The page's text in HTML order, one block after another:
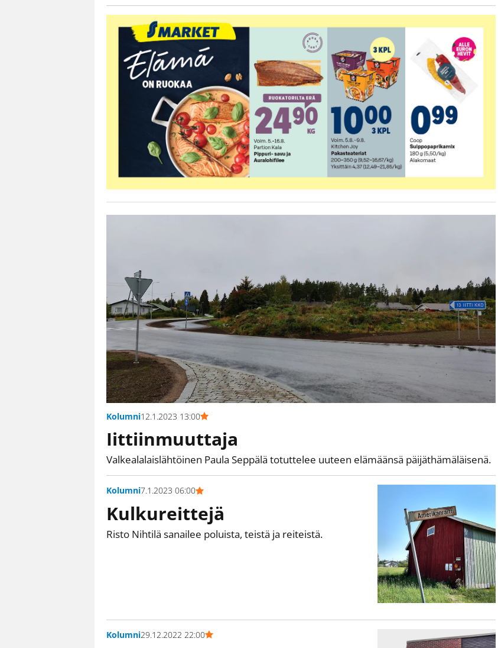
Kolumni12.1.2023 13:00
Iittiinmuuttaja
Valkealalaislähtöinen Paula Seppälä totuttelee uuteen elämäänsä päijäthämäläisenä.
Kolumni7.1.2023 06:00
Kulkureittejä
Risto Nihtilä sanailee poluista, teistä ja reiteistä.
Kolumni29.12.2022 22:00